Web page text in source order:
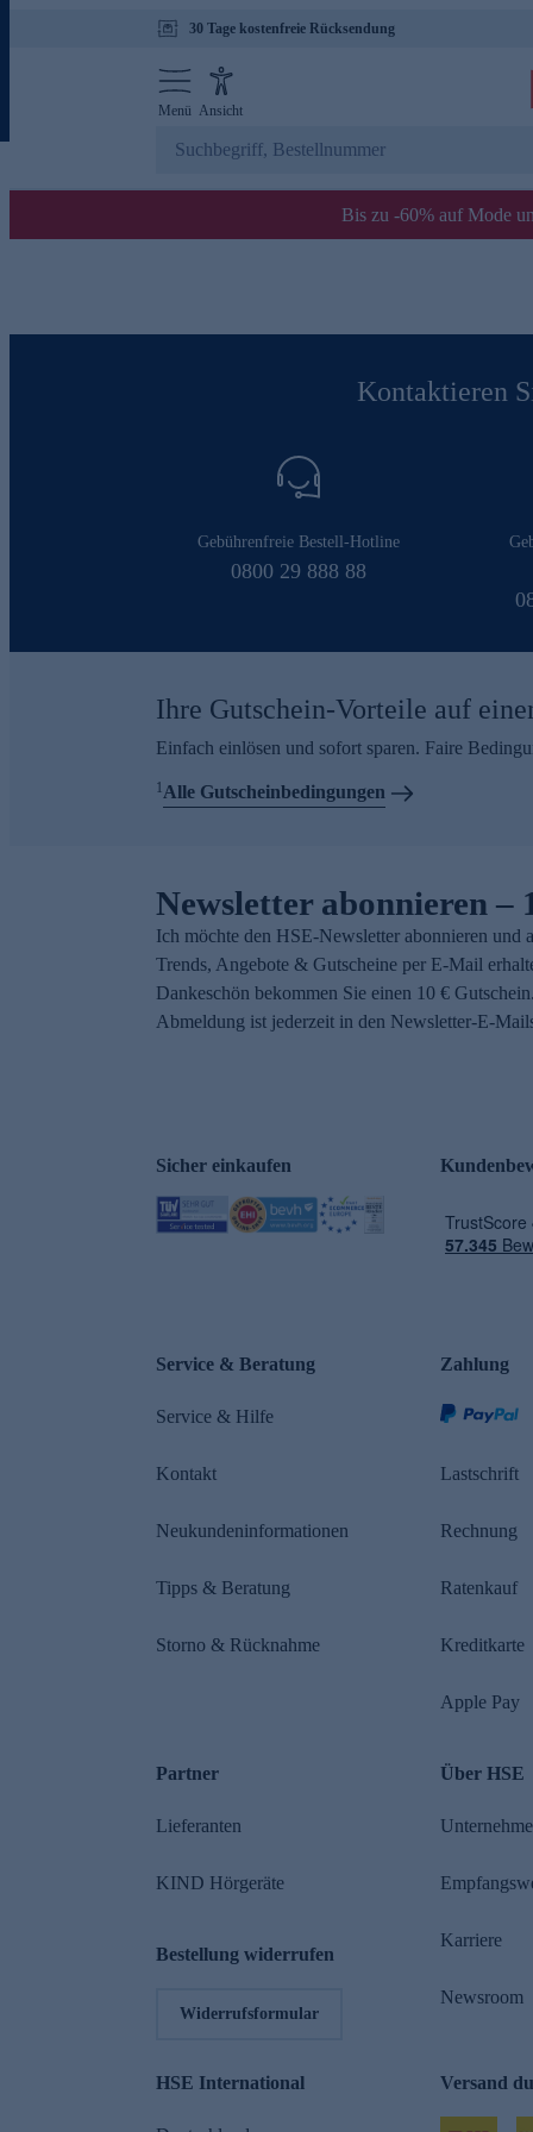
30 Tage kostenfreie Rücksendung
Menü Ansicht
Bis zu -60% auf Mode
Kontaktieren
Gebührenfreie Bestell-Hotline
0800 29 888 88
Ihre Gutschein-Vorteile auf
Einfach einlösen und sofort sparen. Faire
1Alle Gutscheinbedingungen
Newsletter abonnieren –
Ich möchte den HSE-Newsletter abonnieren und
Trends, Angebote & Gutscheine per E-Mail
Dankeschön bekommen Sie einen 10 €
Abmeldung ist jederzeit in den Newsletter-E-
Sicher einkaufen
Service & Beratung
Service & Hilfe
Kontakt
Neukundeninformationen
Tipps & Beratung
Storno & Rücknahme
Zahlung
Lastschrift
Rechnung
Ratenkauf
Kreditkarte
Apple Pay
Partner
Lieferanten
KIND Hörgeräte
Bestellung widerrufen
Widerrufsformular
Über HSE
Karriere
Newsroom
HSE International Versand